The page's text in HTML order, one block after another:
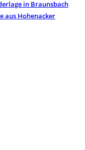
in Braunsbach
aus Hohenacker